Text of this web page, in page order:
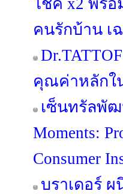
โชค x2 พร้
คนรักบ้าน เ
คุณค่าหลักใ
เซ็นทรัลพั
Moments:
Consumer
บราเดอร์